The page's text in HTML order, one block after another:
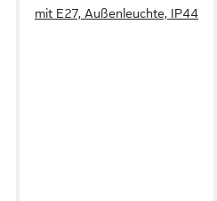
mit E27, Außenleuchte, IP44